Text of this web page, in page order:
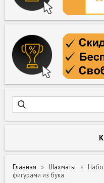
Главная Шахматы
фигурами из бука